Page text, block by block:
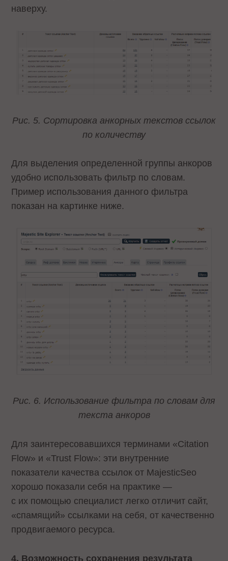
наверху.
Рис. 5. Сортировка анкорных текстов ссылок
по количеству
Для выделения определенной группы анкоров
удобно использовать фильтр по словам.
Пример использования данного фильтра
показан на картинке ниже.
Рис. 6. Использование фильтра по словам для
текста анкоров
Для заинтересовавшихся терминами «Citation
Flow» и «Trust Flow»: эти внутренние
показатели качества ссылок от MajesticSeo
хорошо показали себя на практике —
с их помощью специалист легко отличит сайт,
«спамящий» ссылками на себя, от качественно
продвигаемого ресурса.
4. Возможность сохранения результата